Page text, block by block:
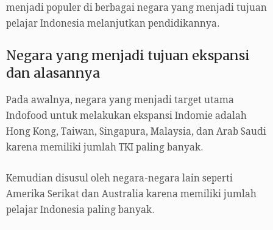
menjadi populer di berbagai negara yang menjadi tujuan
pelajar Indonesia melanjutkan pendidikannya.
Negara yang menjadi tujuan ekspansi
dan alasannya
Pada awalnya, negara yang menjadi target utama
Indofood untuk melakukan ekspansi Indomie adalah
Hong Kong, Taiwan, Singapura, Malaysia, dan Arab Saudi
karena memiliki jumlah TKI paling banyak.
Kemudian disusul oleh negara-negara lain seperti
Amerika Serikat dan Australia karena memiliki jumlah
pelajar Indonesia paling banyak.